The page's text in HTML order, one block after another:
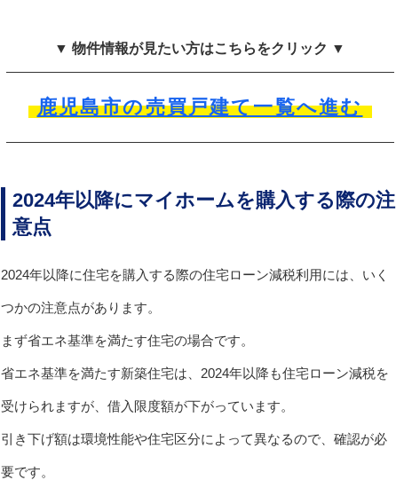
▼ 物件情報が見たい方はこちらをクリック ▼
鹿児島市の売買戸建て一覧へ進む
2024年以降にマイホームを購入する際の注
意点
2024年以降に住宅を購入する際の住宅ローン減税利用には、いく
つかの注意点があります。
まず省エネ基準を満たす住宅の場合です。
省エネ基準を満たす新築住宅は、2024年以降も住宅ローン減税を
受けられますが、借入限度額が下がっています。
引き下げ額は環境性能や住宅区分によって異なるので、確認が必
要です。